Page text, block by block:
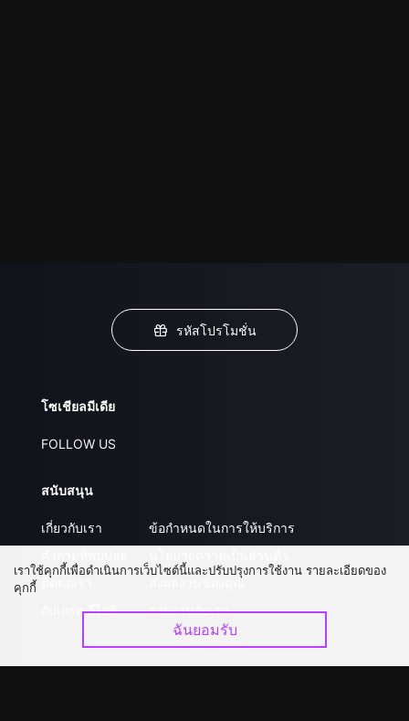
รหัสโปรโมชั่น
โซเชียลมีเดีย
FOLLOW US
สนับสนุน
เกี่ยวกับเรา
ติดต่อเรา
อัปเกรด วีไอพี
ข้อกำหนดในการให้บริการ
ส่งผลงานของคุณ
ร่วมงานกับเรา
เราใช้คุกกี้เพื่อดำเนินการเว็บไซต์นี้และปรับปรุงการใช้งาน รายละเอียดของ
คุกกี้
ฉันยอมรับ